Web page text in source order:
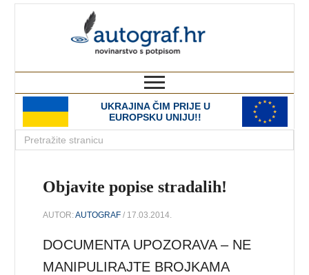
UKRAJINA ČIM PRIJE U
EUROPSKU UNIJU!!
Objavite popise stradalih!
AUTOR:AUTOGRAF / 17.03.2014.
DOCUMENTA UPOZORAVA – NE
MANIPULIRAJTE BROJKAMA